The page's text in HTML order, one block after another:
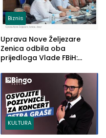
Biznis
Uprava Nove Željezare
Zenica odbila oba
prijedloga Vlade FBiH:
rješenje
KULTURA